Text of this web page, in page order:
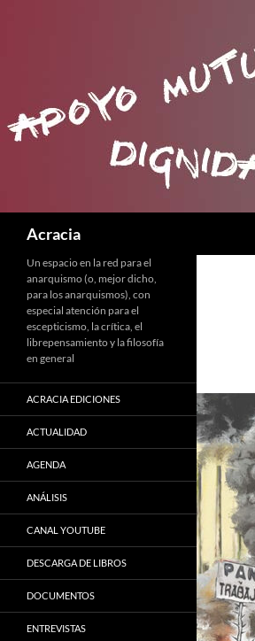
Acracia
Un espacio en la red para el
anarquismo (o, mejor dicho,
para los anarquismos), con
especial atención para el
escepticismo, la crítica, el
librepensamiento y la filosofía
en general
ACRACIA EDICIONES
ACTUALIDAD
AGENDA
ANÁLISIS
CANAL YOUTUBE
DESCARGA DE LIBROS
DOCUMENTOS
ENTREVISTAS